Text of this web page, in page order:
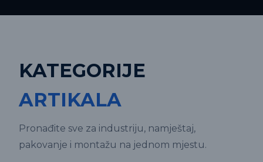
KATEGORIJE
ARTIKALA
Pronađite sve za industriju, namještaj,
pakovanje i montažu na jednom mjestu.